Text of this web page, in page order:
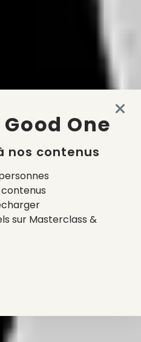
One
nos contenus
sur Masterclass &